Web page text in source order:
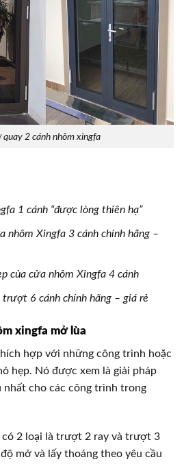
quay 2 cánh nhôm xingfa
1 cánh “được lòng thiên hạ”
nhôm Xingfa 3 cánh chính hãng –
của cửa nhôm Xingfa 4 cánh
6 cánh chính hãng – giá rẻ
xingfa mở lùa
hợp với những công trình hoặc
hẹp. Nó được xem là giải pháp
nhất cho các công trình trong
có 2 loại là trượt 2 ray và trượt 3
mở và lấy thoáng theo yêu cầu